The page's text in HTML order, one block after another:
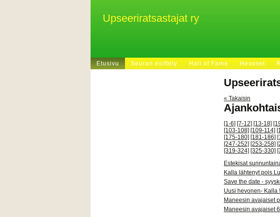
Upseeriratsastajat ry
Etusivu Seuran esittely Hall of Fame Hevoset
« Takaisin
[1-6] [7-12] [13-18]
[103-108] [109-114]
[175-180] [181-186]
[247-252] [253-258]
[319-324] [325-330]
Estekisat
Kalla lähtenyt pois
Save the date -
Uusi hevonen- Kalla !
Maneesin avajaiset
Maneesin avajaiset